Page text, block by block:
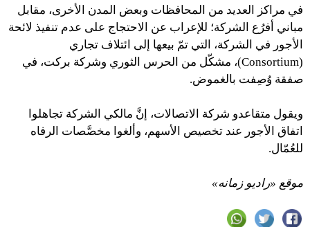
في مراكز العديد من المحافظات وبعض المدن الأخرى، مقابل
مباني أفرُع الشركة؛ للإعراب عن الاحتجاج على عدم تنفيذ لائحة
الأجور في الشركة، التي تمّ بيعها إلى ائتلاف تجاري
(Consortium)، مشكّل من الحرس الثوري وشركة بركت، في
صفقة وُصِفت بالغموض.
ويقول متقاعدو شركة الاتصالات، إنَّ مالكي الشركة تجاهلوا
اتفاق الأجور عند تخصيص الأسهم، وألغوا مخصَّصات الرفاه
للعُمّال.
موقع «راديو زمانه»